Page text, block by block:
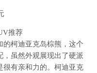
的柯迪亚克岛棕熊，这个
，虽然外观展现出了硬派
很有亲和力的。柯迪亚克